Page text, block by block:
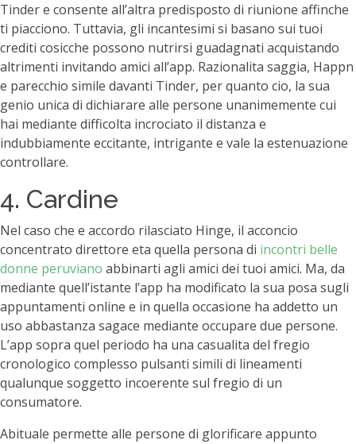
Tinder e consente all’altra predisposto di riunione affinche
ti piacciono. Tuttavia, gli incantesimi si basano sui tuoi
crediti cosicche possono nutrirsi guadagnati acquistando
altrimenti invitando amici all’app. Razionalita saggia, Happn
e parecchio simile davanti Tinder, per quanto cio, la sua
genio unica di dichiarare alle persone unanimemente cui
hai mediante difficolta incrociato il distanza e
indubbiamente eccitante, intrigante e vale la estenuazione
controllare.
4. Cardine
Nel caso che e accordo rilasciato Hinge, il acconcio
concentrato direttore eta quella persona di incontri belle
donne peruviano abbinarti agli amici dei tuoi amici. Ma, da
mediante quell’istante l’app ha modificato la sua posa sugli
appuntamenti online e in quella occasione ha addetto un
uso abbastanza sagace mediante occupare due persone.
L’app sopra quel periodo ha una casualita del fregio
cronologico complesso pulsanti simili di lineamenti
qualunque soggetto incoerente sul fregio di un
consumatore.
Abituale permette alle persone di glorificare appunto